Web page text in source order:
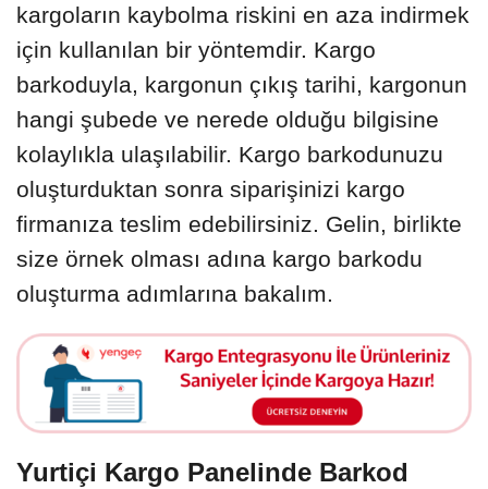
kargoların kaybolma riskini en aza indirmek
için kullanılan bir yöntemdir. Kargo
barkoduyla, kargonun çıkış tarihi, kargonun
hangi şubede ve nerede olduğu bilgisine
kolaylıkla ulaşılabilir. Kargo barkodunuzu
oluşturduktan sonra siparişinizi kargo
firmanıza teslim edebilirsiniz. Gelin, birlikte
size örnek olması adına kargo barkodu
oluşturma adımlarına bakalım.
Yurtiçi Kargo Panelinde Barkod